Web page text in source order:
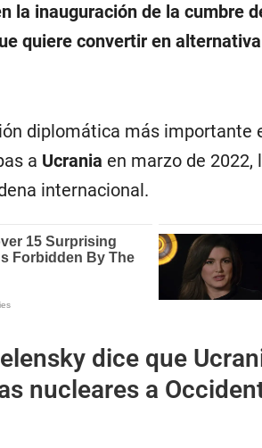
la inauguración de la cumbre
quiere convertir en
diplomática más importante
a Ucrania en marzo de 2022,
internacional.
dice que
nucleares a